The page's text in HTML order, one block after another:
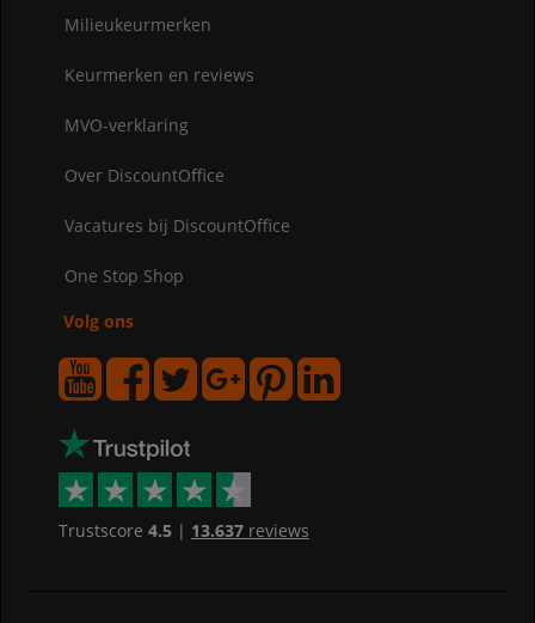
Milieukeurmerken
Keurmerken en reviews
MVO-verklaring
Over DiscountOffice
Vacatures bij DiscountOffice
One Stop Shop
Volg ons
Trustscore 4.5| 13.637reviews